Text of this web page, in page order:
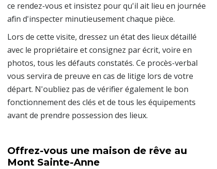
ce rendez-vous et insistez pour qu'il ait lieu en journée
afin d'inspecter minutieusement chaque pièce.
Lors de cette visite, dressez un état des lieux détaillé
avec le propriétaire et consignez par écrit, voire en
photos, tous les défauts constatés. Ce procès-verbal
vous servira de preuve en cas de litige lors de votre
départ. N'oubliez pas de vérifier également le bon
fonctionnement des clés et de tous les équipements
avant de prendre possession des lieux.
Offrez-vous une maison de rêve au
Mont Sainte-Anne